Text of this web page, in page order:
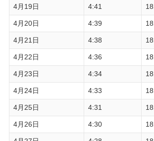
4月19日 4:41
4月20日 4:39
4月21日 4:38
4月22日 4:36
4月23日 4:34
4月24日 4:33
4月25日 4:31
4月26日 4:30